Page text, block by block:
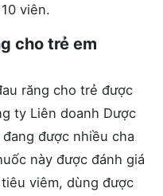
viên.
cho trẻ em
răng cho trẻ được
ty Liên doanh Dược
được nhiều cha
này được đánh giá
viêm, dùng được